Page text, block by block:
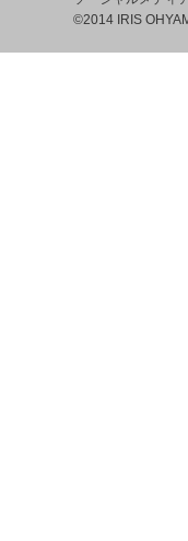
©2014 IRIS